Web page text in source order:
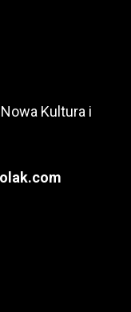
Kultura i